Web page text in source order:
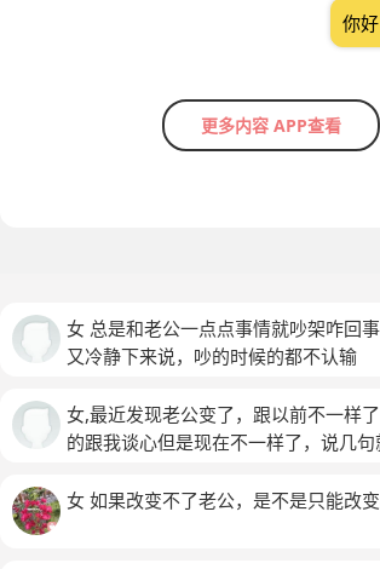
你
更多内容 APP查看
女 总是和老公一点点事情就吵架咋回
又冷静下来说，吵的时候的都不认输
女,最近发现老公变了，跟以前不一样
的跟我谈心但是现在不一样了，说几
女 如果改变不了老公，是不是只能改